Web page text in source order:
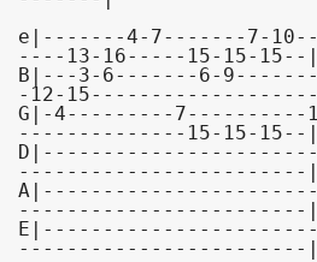
e|-------4-7-------7-
----13-16-----15-15-15--|
B|---3-6-------6-
-12-
G|-4---------7----------
--------------15-15-15--|
------------------------|
------------------------|
------------------------|